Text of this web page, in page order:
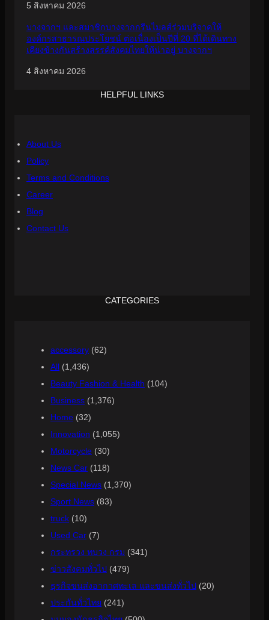
5 สิงหาคม 2026
บางจากฯ และสมาชิกบางจากกรีนไมลส์ร่วมบริจาคให้
องค์กรสาธารณประโยชน์ ต่อเนื่องเป็นปีที่ 20 ที่ได้เดินทาง
เคียงข้างกันสร้างสรรค์สังคมไทยให้น่าอยู่ บางจากฯ
4 สิงหาคม 2026
HELPFUL LINKS
About Us
Policy
Terms and Conditions
Career
Blog
Contact Us
CATEGORIES
accessory (62)
All (1,436)
Beauty Fashion & Health (104)
Business (1,376)
Home (32)
Innovation (1,055)
Motorcycle (30)
News Car (118)
Special News (1,370)
Sport News (83)
truck (10)
Used Car (7)
กระทรวง ทบวง กรม (341)
ข่าวสังคมทั่วไป (479)
ธุรกิจขนส่งอากาศทะเล และขนส่งทั่วไป (20)
ประกันทั่วไทย (241)